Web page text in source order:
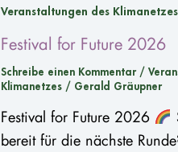
Veranstaltungen des Klimanetzes
Festival for Future 2026
Schreibe einen Kommentar /
Klimanetzes / Gerald Gräupner
Festival for Future 2026
bereit für die nächste